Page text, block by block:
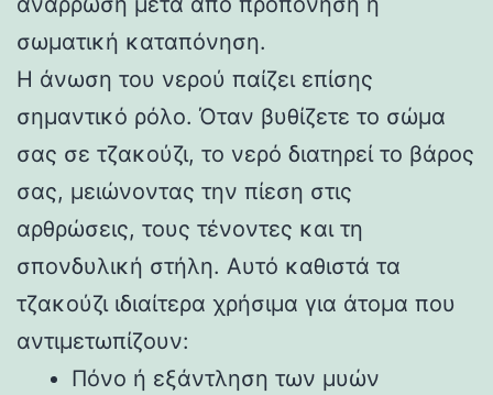
σωματική καταπόνηση.
Η άνωση του νερού παίζει επίσης
σημαντικό ρόλο. Όταν βυθίζετε το σώμα
σας σε τζακούζι, το νερό διατηρεί το βάρος
σας, μειώνοντας την πίεση στις
αρθρώσεις, τους τένοντες και τη
σπονδυλική στήλη. Αυτό καθιστά τα
τζακούζι ιδιαίτερα χρήσιμα για άτομα που
αντιμετωπίζουν:
Πόνο ή εξάντληση των μυών